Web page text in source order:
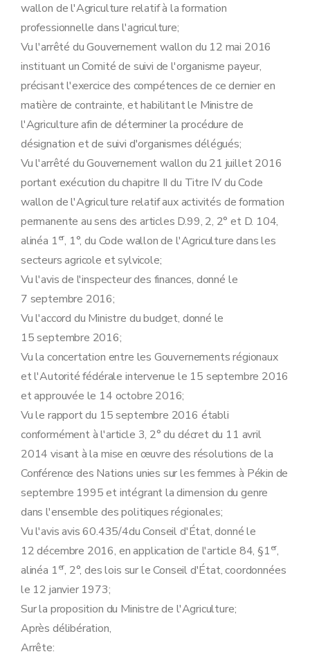
wallon de l'Agriculture relatif à la formation
professionnelle dans l'agriculture;
Vu l'arrêté du Gouvernement wallon du 12 mai 2016
instituant un Comité de suivi de l'organisme payeur,
précisant l'exercice des compétences de ce dernier en
matière de contrainte, et habilitant le Ministre de
l'Agriculture afin de déterminer la procédure de
désignation et de suivi d'organismes délégués;
Vu l'arrêté du Gouvernement wallon du 21 juillet 2016
portant exécution du chapitre II du Titre IV du Code
wallon de l'Agriculture relatif aux activités de formation
permanente au sens des articles D.99, 2, 2° et D. 104,
alinéa 1er, 1°, du Code wallon de l'Agriculture dans les
secteurs agricole et sylvicole;
Vu l'avis de l'inspecteur des finances, donné le
7 septembre 2016;
Vu l'accord du Ministre du budget, donné le
15 septembre 2016;
Vu la concertation entre les Gouvernements régionaux
et l'Autorité fédérale intervenue le 15 septembre 2016
et approuvée le 14 octobre 2016;
Vu le rapport du 15 septembre 2016 établi
conformément à l'article 3, 2° du décret du 11 avril
2014 visant à la mise en œuvre des résolutions de la
Conférence des Nations unies sur les femmes à Pékin de
septembre 1995 et intégrant la dimension du genre
dans l'ensemble des politiques régionales;
Vu l'avis avis 60.435/4du Conseil d'État, donné le
12 décembre 2016, en application de l'article 84, §1er,
alinéa 1er, 2°, des lois sur le Conseil d'État, coordonnées
le 12 janvier 1973;
Sur la proposition du Ministre de l'Agriculture;
Après délibération,
Arrête: